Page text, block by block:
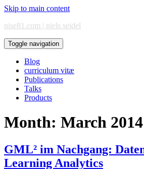
Skip to main content
nise81.com | niels seidel
Toggle navigation
Blog
curriculum vitæ
Publications
Talks
Products
Month: March 2014
GML² im Nachgang:
Learning Analytics